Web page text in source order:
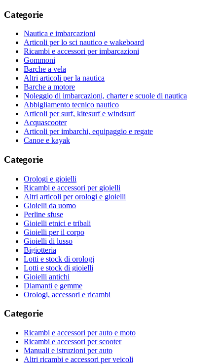
Categorie
Nautica e imbarcazioni
Articoli per lo sci nautico e wakeboard
Ricambi e accessori per imbarcazioni
Gommoni
Barche a vela
Altri articoli per la nautica
Barche a motore
Noleggio di imbarcazioni, charter e scuole di nautica
Abbigliamento tecnico nautico
Articoli per surf, kitesurf e windsurf
Acquascooter
Articoli per imbarchi, equipaggio e regate
Canoe e kayak
Categorie
Orologi e gioielli
Ricambi e accessori per gioielli
Altri articoli per orologi e gioielli
Gioielli da uomo
Perline sfuse
Gioielli etnici e tribali
Gioielli per il corpo
Gioielli di lusso
Bigiotteria
Lotti e stock di orologi
Lotti e stock di gioielli
Gioielli antichi
Diamanti e gemme
Orologi, accessori e ricambi
Categorie
Ricambi e accessori per auto e moto
Ricambi e accessori per scooter
Manuali e istruzioni per auto
Altri ricambi e accessori per veicoli